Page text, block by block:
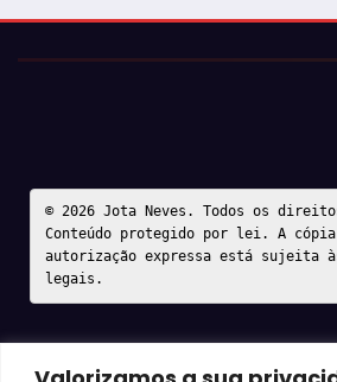
© 2026 Jota Neves. Todos os
Conteúdo protegido por lei. A cópia
autorização expressa está sujeita
legais.